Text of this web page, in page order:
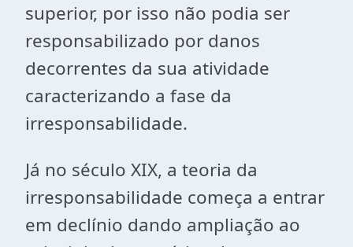
superior, por isso não podia ser
responsabilizado por danos
decorrentes da sua atividade
caracterizando a fase da
irresponsabilidade.
Já no século XIX, a teoria da
irresponsabilidade começa a entrar
em declínio dando ampliação ao